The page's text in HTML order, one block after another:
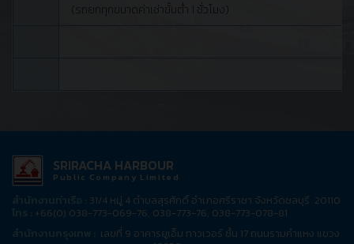
(รถยกทุกขนาดค่าเช่าขั้นต่ำ 1 ชั่วโมง)
SRIRACHA HARBOUR
Public Company Limited
31/4 หมู่ 4 ตำบลสุรศักดิ์ อำเภอศรีราชา จังหวัดชลบุรี 20110
+66(0) 038-773-069-76, 038-773-76, 038-773-078-81
เลขที่ 9 อาคารยูเอ็ม ทาวเวอร์ ชั้น 17 ถนนรามคำแหง แขวง